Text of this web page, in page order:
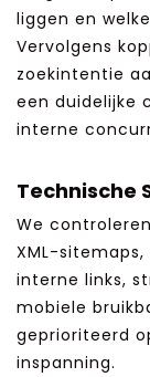
liggen en
Vervolgens
zoekintentie
een duidelijke
interne
Technische
We
XML-
interne links,
mobiele
geprioriteerd
inspanning.